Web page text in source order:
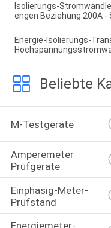
Isolierungs-
engen Beziehung 200A -
Energie-Isolierungs-
Beliebte
M-Testgeräte
Amperemeter
Prüfgeräte
Einphasig-Meter-
Prüfstand